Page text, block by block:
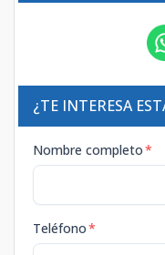
¿TE INTERESA
Nombre completo*
Teléfono*